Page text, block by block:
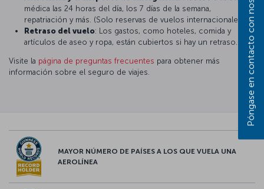
médica las 24 horas del día, los 7 días de la semana,
repatriación y más. (Solo reservas de vuelos internacionales)
Retraso del vuelo: Los gastos, como hoteles, comida y
artículos de aseo y ropa, están cubiertos si hay un retraso.
Visite la página de preguntas frecuentes para obtener más
información sobre el seguro de viajes.
MAYOR NÚMERO DE PAÍSES A LOS QUE VUELA UNA
AEROLÍNEA
Póngase en contacto con nosotros